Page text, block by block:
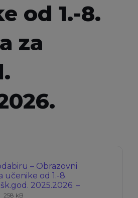
od 1.-8.
za
– Obrazovni
učenike od 1.-8.
2025.2026. –
Ekstenzija
Veličina
258 kB